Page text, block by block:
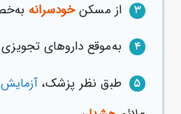
۳ از مسکنخودسرانه
۴ به‌موقع داروهای
۵ طبق نظر پزشک،آزمایش